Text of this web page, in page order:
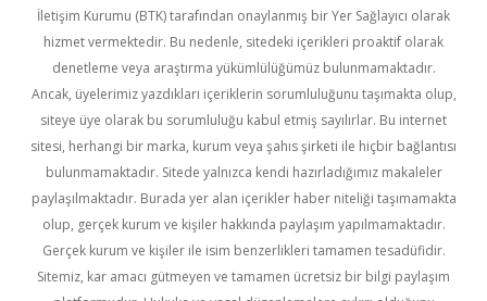
İletişim Kurumu (BTK) tarafından onaylanmış bir Yer Sağlayıcı olarak
hizmet vermektedir. Bu nedenle, sitedeki içerikleri proaktif olarak
denetleme veya araştırma yükümlülüğümüz bulunmamaktadır.
Ancak, üyelerimiz yazdıkları içeriklerin sorumluluğunu taşımakta olup,
siteye üye olarak bu sorumluluğu kabul etmiş sayılırlar. Bu internet
sitesi, herhangi bir marka, kurum veya şahıs şirketi ile hiçbir bağlantısı
bulunmamaktadır. Sitede yalnızca kendi hazırladığımız makaleler
paylaşılmaktadır. Burada yer alan içerikler haber niteliği taşımamakta
olup, gerçek kurum ve kişiler hakkında paylaşım yapılmamaktadır.
Gerçek kurum ve kişiler ile isim benzerlikleri tamamen tesadüfidir.
Sitemiz, kar amacı gütmeyen ve tamamen ücretsiz bir bilgi paylaşım